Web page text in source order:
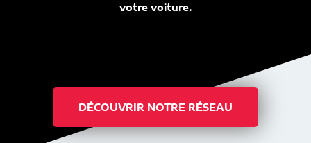
votre voiture.
DÉCOUVRIR NOTRE RÉSEAU